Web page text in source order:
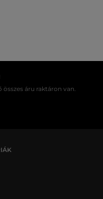
áru raktáron van.